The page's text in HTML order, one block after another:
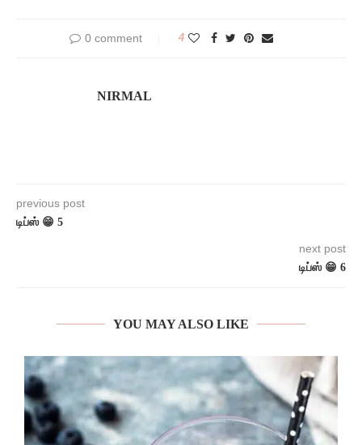
0 comment 4
NIRMAL
previous post
டிப்ஸ் 😁 5
next post
டிப்ஸ் 😁 6
YOU MAY ALSO LIKE